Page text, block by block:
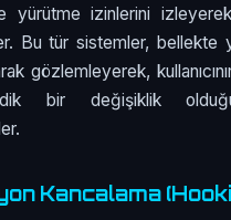
yürütme izinlerini izleyerek
Bu tür sistemler, bellekte
gözlemleyerek,
bir değişiklik
Kancalama